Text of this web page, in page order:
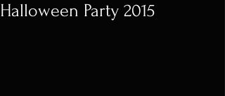
Halloween Party 2015